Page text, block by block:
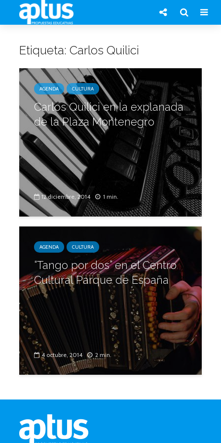
Etiqueta: Carlos Quilici
AGENDA CULTURA
Carlos Quilici en la explanada
de la Plaza Montenegro
12 diciembre, 2014 1 min.
AGENDA CULTURA
“Tango por dos” en el Centro
Cultural Parque de España
4 octubre, 2014 2 min.